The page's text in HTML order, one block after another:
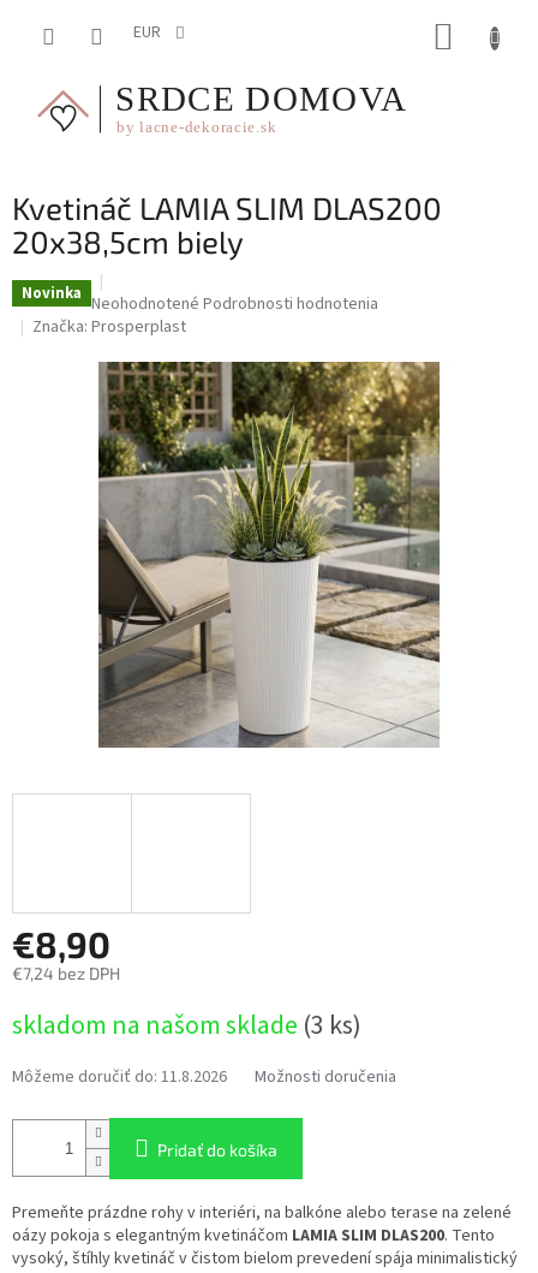
EUR
Kvetináč LAMIA SLIM DLAS200
20x38,5cm biely
Novinka Priemerné
hodnotenie
0,0
5
hviezdičiek.
Neohodnotené Podrobnosti hodnotenia
Značka: Prosperplast
€8,90
€7,24 bez DPH
cena:
skladom na našom sklade (3 ks)
Môžeme doručiť do: 11.8.2026 Možnosti doručenia
Pridať do košíka
Premeňte prázdne rohy v interiéri, na balkóne alebo terase na zelené
oázy pokoja s elegantným kvetináčom LAMIA SLIM DLAS200. Tento
vysoký, štíhly kvetináč v čistom bielom prevedení spája minimalistický